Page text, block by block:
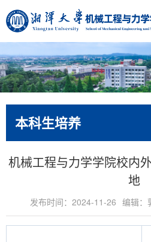
本科生培养
机械工程与力学学院校内
地
发布时间：2024-11-26 编辑：